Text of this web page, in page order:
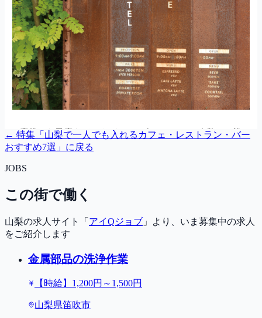
← 特集「 山梨で一人でも入れるカフェ・レストラン・バー
おすすめ7選 」に戻る
JOBS
この街で働く
山梨の求人サイト「 アイQジョブ 」より、いま募集中の求人
をご紹介します
金属部品の洗浄作業
【時給】1,200円～1,500円
山梨県笛吹市